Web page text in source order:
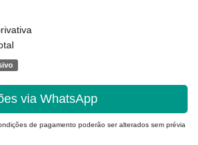
via WhatsApp
de pagamento poderão ser alterados sem prévia